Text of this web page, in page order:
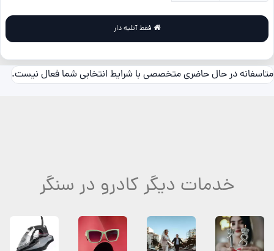
متاسفانه در حال حاضری متخصصی با شرایط انتخابی شما فعال نیست.
خدمات دیگر کادرو در سنگر